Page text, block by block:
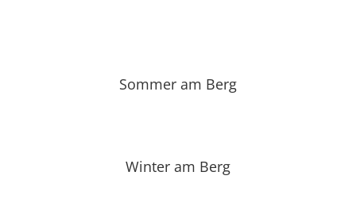
Sommer am Berg
Winter am Berg